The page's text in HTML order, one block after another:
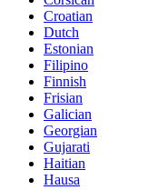
Croatian
Dutch
Estonian
Filipino
Finnish
Frisian
Galician
Georgian
Gujarati
Haitian
Hausa